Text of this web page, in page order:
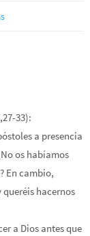
33):
a presencia
os habíamos
En cambio,
hacernos
a Dios antes que